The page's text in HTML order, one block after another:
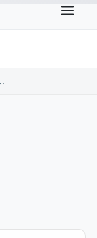
$ BNBBNB
am 18. Mai 2026